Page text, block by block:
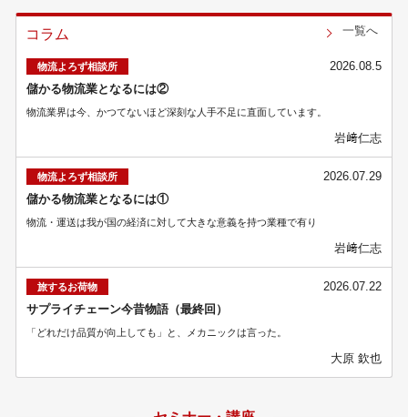
コラム
物流よろず相談所
2026.08.5
儲かる物流業となるには②
物流業界は今、かつてないほど深刻な人手不足に直面しています。
岩﨑仁志
物流よろず相談所
2026.07.29
儲かる物流業となるには①
物流・運送は我が国の経済に対して大きな意義を持つ業種で有り
岩﨑仁志
旅するお荷物
2026.07.22
サプライチェーン今昔物語（最終回）
「どれだけ品質が向上しても」と、メカニックは言った。
大原 欽也
一覧へ